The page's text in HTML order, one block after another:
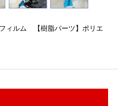
フィルム 【樹脂パーツ】ポリエ